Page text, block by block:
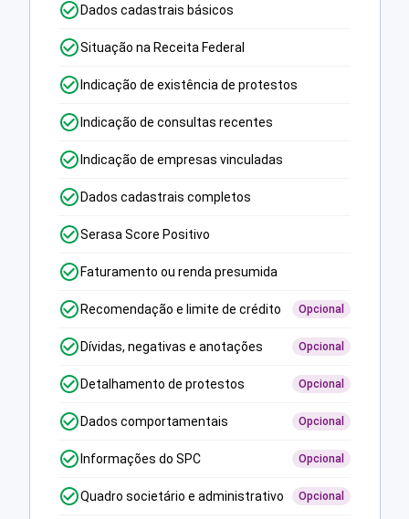
Dados cadastrais básicos
Situação na Receita Federal
Indicação de existência de protestos
Indicação de consultas recentes
Indicação de empresas vinculadas
Dados cadastrais completos
Serasa Score Positivo
Faturamento ou renda presumida
Recomendação e limite de crédito Opcional
Dívidas, negativas e anotações Opcional
Detalhamento de protestos Opcional
Dados comportamentais Opcional
Informações do SPC Opcional
Quadro societário e administrativo Opcional